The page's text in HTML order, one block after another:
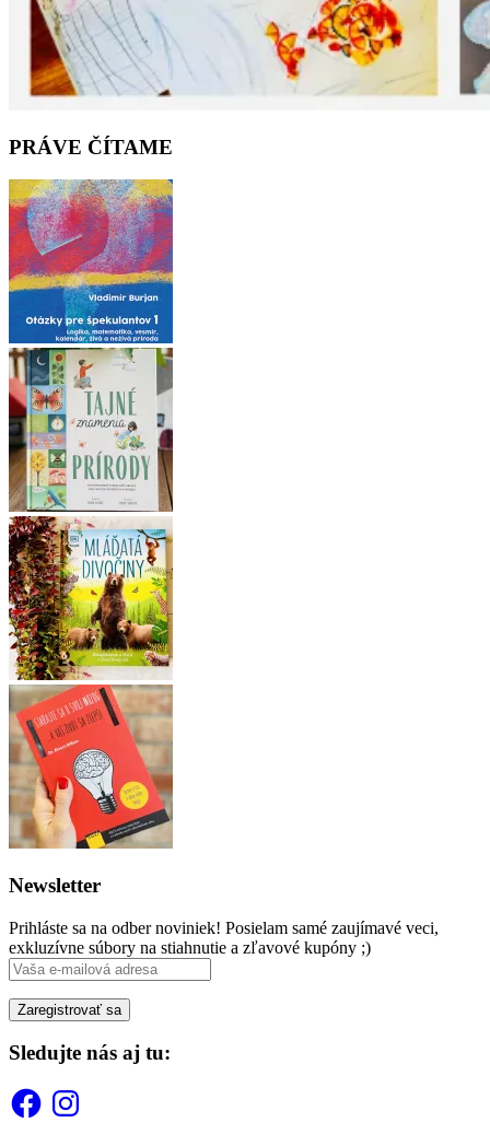
PRÁVE ČÍTAME
Newsletter
Prihláste sa na odber noviniek! Posielam samé zaujímavé veci,
exkluzívne súbory na stiahnutie a zľavové kupóny ;)
Sledujte nás aj tu:
FacebookInstagram